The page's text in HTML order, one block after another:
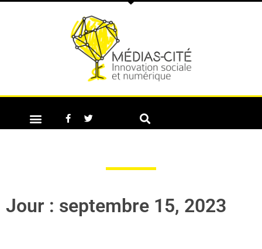
Jour : septembre 15, 2023